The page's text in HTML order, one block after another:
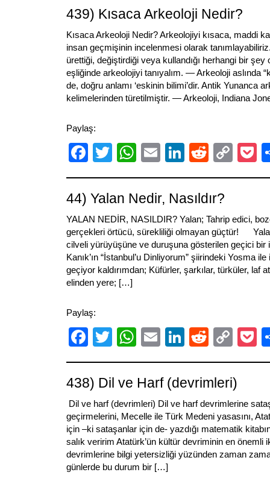
439) Kısaca Arkeoloji Nedir?
Kısaca Arkeoloji Nedir? Arkeolojiyi kısaca, maddi
insan geçmişinin incelenmesi olarak tanımlayabiliriz.
ürettiği, değiştirdiği veya kullandığı herhangi bir
eşliğinde arkeolojiyi tanıyalım. — Arkeoloji aslında
de, doğru anlamı ‘eskinin bilimi’dir. Antik Yunanca
kelimelerinden türetilmiştir. — Arkeoloji, Indiana
Paylaş:
Facebook
TwitterWhatsApp
EmailLinkedIn
Reddit
Link
44) Yalan Nedir, Nasıldır?
YALAN NEDİR, NASILDIR? Yalan; Tahrip edici,
gerçekleri örtücü, sürekliliği olmayan güçtür!
cilveli yürüyüşüne ve duruşuna gösterilen geçici
Kanık’ın “İstanbul’u Dinliyorum” şiirindeki Yosma
geçiyor kaldırımdan; Küfürler, şarkılar, türküler, laf
elinden yere; […]
Paylaş:
Facebook
TwitterWhatsApp
EmailLinkedIn
Reddit
Link
438) Dil ve Harf (devrimleri)
Dil ve harf (devrimleri) Dil ve harf devrimlerine
geçirmelerini, Mecelle ile Türk Medeni yasasını,
için –ki sataşanlar için de- yazdığı matematik
salık veririm Atatürk’ün kültür devriminin en önemli
devrimlerine bilgi yetersizliği yüzünden zaman
günlerde bu durum bir […]